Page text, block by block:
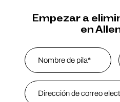
Empezar a
en
Name
Nombre
Email Address